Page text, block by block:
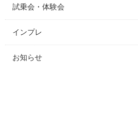
試乗会・体験会
インプレ
お知らせ